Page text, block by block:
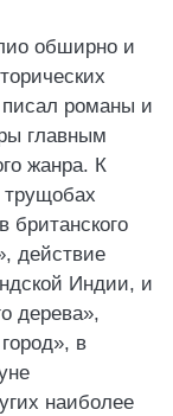
обширно и
писал романы и
главным
жанра. К
действие
Индии, и
дерева»,
в
наиболее